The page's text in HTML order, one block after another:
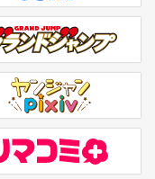
ドジャンプ
ャンpixiv
＋